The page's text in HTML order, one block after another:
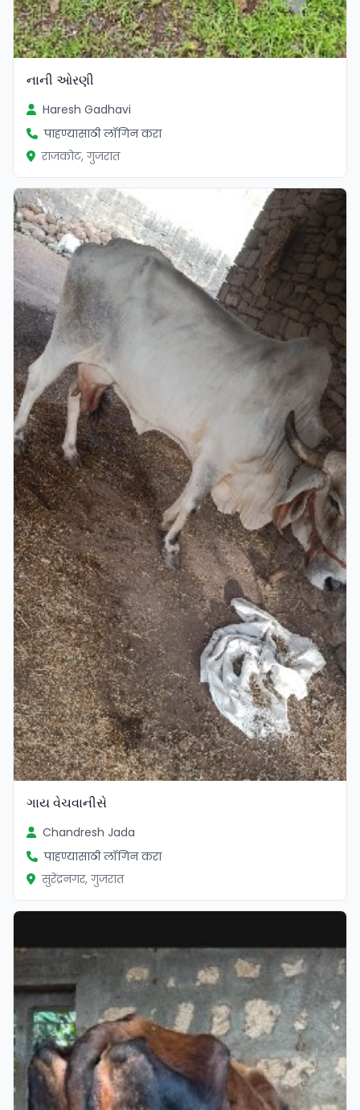
નાની ઓરણી
Haresh Gadhavi
पाहण्यासाठी लॉगिन करा
राजकोट, गुजरात
ગાય વેચવાનીસે
Chandresh Jada
पाहण्यासाठी लॉगिन करा
सुरेंद्रनगर, गुजरात